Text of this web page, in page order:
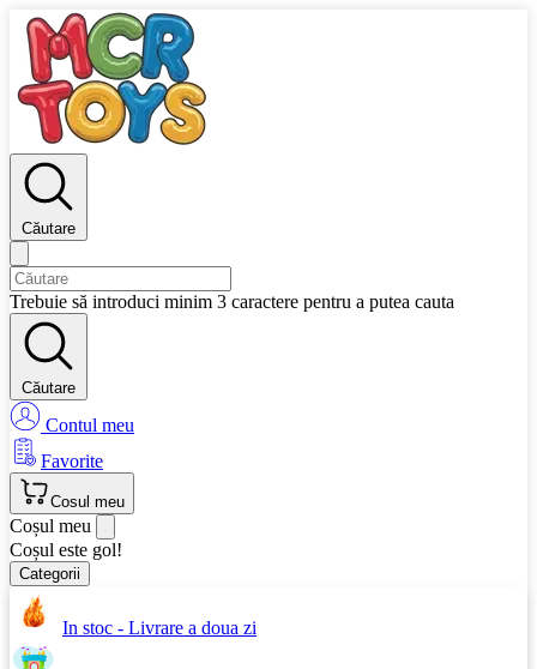
Căutare
Trebuie să introduci minim 3 caractere pentru a putea cauta
Căutare
Contul meu
Favorite
Cosul meu
Coșul meu
Coșul este gol!
Categorii
In stoc - Livrare a doua zi